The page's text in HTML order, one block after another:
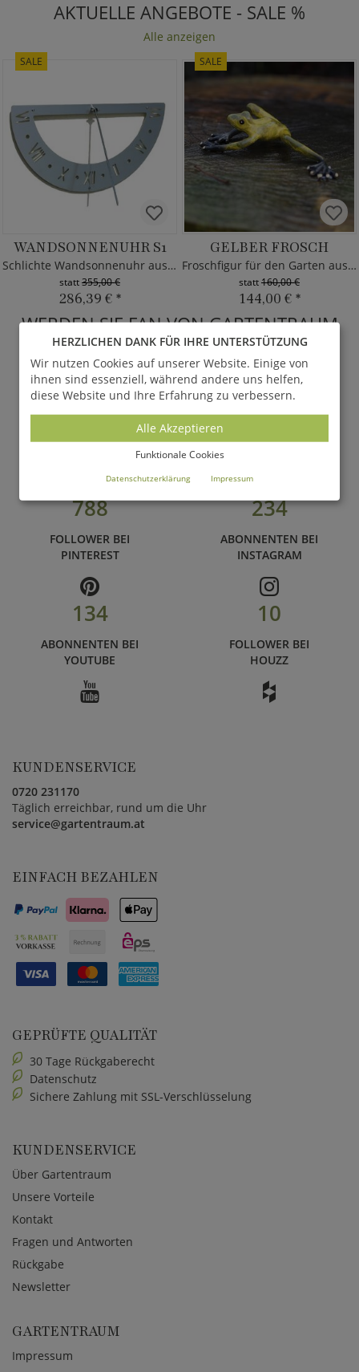
AKTUELLE ANGEBOTE - SALE %
Alle anzeigen
SALE
WANDSONNENUHR S1
Schlichte Wandsonnenuhr aus Edelstahl
statt355,00 €
286,39 € *
SALE
GELBER FROSCH
Froschfigur für den Garten aus Bronze
statt160,00 €
144,00 € *
WERDEN SIE FAN VON GARTENTRAUM
und folgen Sie uns auf unseren zahlreichen Social Media
Kanälen
67.880 895
788
FOLLOWER BEI
PINTEREST
234
ABONNENTEN BEI
INSTAGRAM
134
ABONNENTEN BEI
YOUTUBE
10
FOLLOWER BEI
HOUZZ
KUNDENSERVICE
0720 231170
Täglich erreichbar, rund um die Uhr
service@gartentraum.at
EINFACH BEZAHLEN
GEPRÜFTE QUALITÄT
30 Tage Rückgaberecht
Datenschutz
Sichere Zahlung mit SSL-Verschlüsselung
KUNDENSERVICE
Über Gartentraum
Unsere Vorteile
Kontakt
Fragen und Antworten
Rückgabe
Newsletter
GARTENTRAUM
Impressum
HERZLICHEN DANK FÜR IHRE UNTERSTÜTZUNG
Wir nutzen Cookies auf unserer Website. Einige von
ihnen sind essenziell, während andere uns helfen,
diese Website und Ihre Erfahrung zu verbessern.
Alle Akzeptieren
Funktionale Cookies
Datenschutzerklärung Impressum